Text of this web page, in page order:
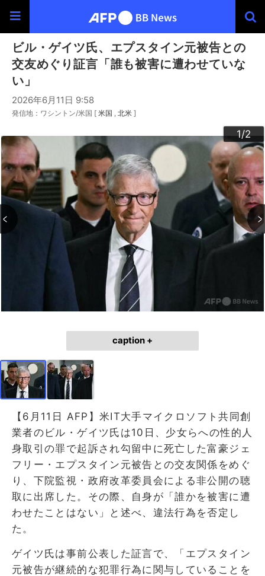
ビル・ゲイツ氏、エプスタイン元被告との
交友めぐり証言「誰も被害に遭わせていな
い」
2026年6月11日 9:58
発信地：ワシントン/米国 [ 米国 北米 ]
1/2
2/2
caption +
【6月11日 AFP】米IT大手マイクロソフト共同創
業者のビル・ゲイツ氏は10日、少女らへの性的人
身取引の罪で起訴され勾留中に死亡した富豪ジェ
フリー・エプスタイン元被告との交友関係をめぐ
り、下院監視・政府改革委員会による非公開の聴
取に出席した。その際、自身が「誰かを被害に遭
わせたことはない」と述べ、違法行為を否定し
た。
ゲイツ氏は事前公表した証言で、「エプスタイン
元被告が継続的な犯罪行為に関与していることを